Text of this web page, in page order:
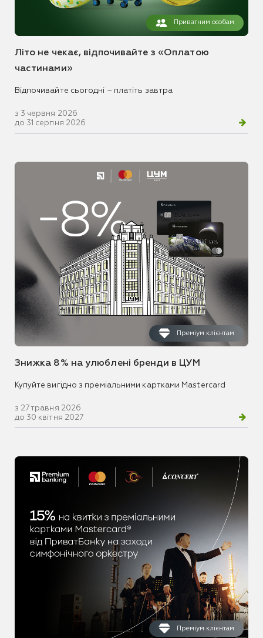
Приватним особам
Літо не чекає, відпочивайте з «Оплатою
частинами»
Відпочивайте сьогодні – платіть завтра
з 3 червня 2026
до 31 серпня 2026
Преміум клієнтам
Знижка 8% на улюблені бренди в ЦУМ
Купуйте вигідно з преміальними картками Mastercard
з 27 травня 2026
до 30 квітня 2027
Преміум клієнтам